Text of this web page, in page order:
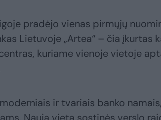
pradėjo vienas pirmųjų
Lietuvoje „Artea“ – čia įkurtas
kuriame vienoje vietoje
ir tvariais banko
Nauja vieta sostinės verslo